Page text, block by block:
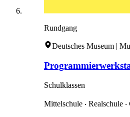
Rundgang
Deutsches Museum |
Schulklassen
Mittelschule ‧ Realschule